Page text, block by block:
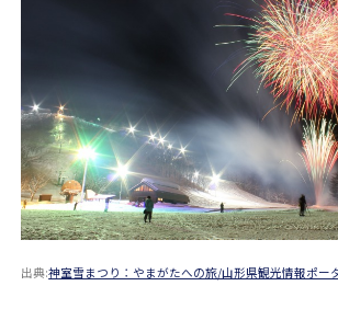
出典:神室雪まつり：やまがたへの旅/山形県観光情報ポー